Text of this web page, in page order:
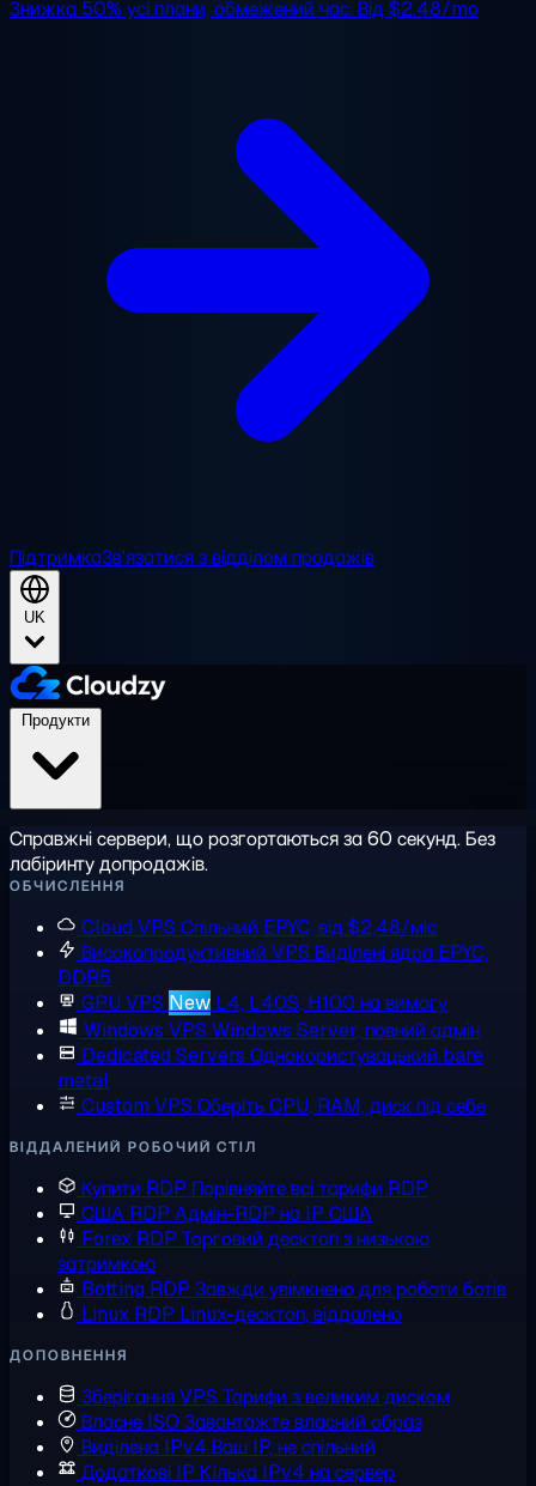
Знижка 50% усі плани, обмежений час. Від$2.48/mo
ПідтримкаЗв'язатися з відділом продажів
UK
Справжні сервери, що розгортаються за 60 секунд. Без
лабіринту допродажів.
ОБЧИСЛЕННЯ
Cloud VPS Спільний EPYC, від $2,48/міс
Високопродуктивний VPS Виділені ядра EPYC,
DDR5
GPU VPS New L4, L40S, H100 на вимогу
Windows VPS Windows Server, повний адмін
Dedicated Servers Однокористувацький bare
metal
Custom VPS Оберіть CPU, RAM, диск під себе
ВІДДАЛЕНИЙ РОБОЧИЙ СТІЛ
Купити RDP Порівняйте всі тарифи RDP
США RDP Адмін-RDP на IP США
Forex RDP Торговий десктоп з низькою
затримкою
Botting RDP Завжди увімкнено для роботи ботів
Linux RDP Linux-десктоп, віддалено
ДОПОВНЕННЯ
Зберігання VPS Тарифи з великим диском
Власне ISO Завантажте власний образ
Виділена IPv4 Ваш IP, не спільний
Додаткові IP Кілька IPv4 на сервер